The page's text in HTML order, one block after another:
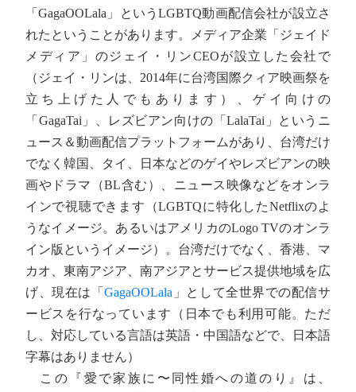
「GagaOOLala」というLGBTQ動画配信会社が設立さ
れたということがあります。メディア企業「ジェイド
メディア」のジェイ・リンCEOが設立した会社で
（ジェイ・リンは、2014年に台湾国際クィア映画祭を
立ち上げた人でもあります）、ゲイ向けの
「GagaTai」、レズビアン向けの「LalaTai」というニ
ュース＆動画配信プラットフォームがあり、台湾だけ
でなく韓国、タイ、日本などのゲイやレズビアンの映
画やドラマ（BL含む）、ニュース映像などをオンラ
インで視聴できます（LGBTQに特化したNetflixのよ
うなイメージ。あるいはアメリカのLogo TVのオンラ
イン版というイメージ）。台湾だけでなく、香港、マ
カオ、東南アジア、南アジアとサービス提供地域を広
げ、現在は「GagaOOLala 」として全世界での配信サ
ービスを行なっています（日本でも利用可能。ただ
し、対応している言語は英語・中国語などで、日本語
字幕はありません）
この『愛で家族に〜同性婚への道のり』は、